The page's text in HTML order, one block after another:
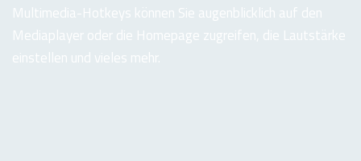
Multimedia-Hotkeys können Sie augenblicklich auf den
Mediaplayer oder die Homepage zugreifen, die Lautstärke
einstellen und vieles mehr.